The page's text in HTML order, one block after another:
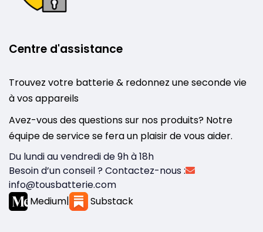
Centre d'assistance
Trouvez votre batterie & redonnez une seconde vie
à vos appareils
Avez-vous des questions sur nos produits? Notre
équipe de service se fera un plaisir de vous aider.
Du lundi au vendredi de 9h à 18h
Besoin d’un conseil ? Contactez-nous :
info@tousbatterie.com
Medium| Substack